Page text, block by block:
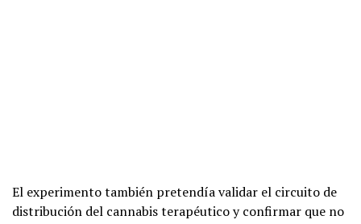
El experimento también pretendía validar el circuito de
distribución del cannabis terapéutico y confirmar que no